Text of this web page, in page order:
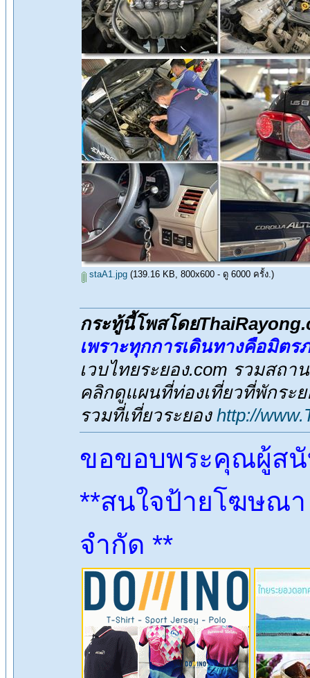
staA1.jpg (139.16 KB, 800x600 - ดู 6000 ครั้ง.)
กระทู้นี้โพสโดย
เพราะทุกการเดินทางคือมิตร
เวบไทยระยอง.com รวมสถ
คลิกดูแผนที่ท่องเที่ยวที่พักระ
รวมที่เที่ยวระยอง http://
ขอขอบพระคุณผู้สนั
**สนใจป้ายโฆษณ
จำกัด **